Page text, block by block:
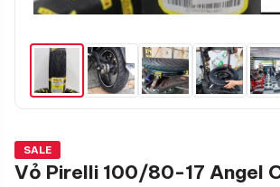
SALE
Vỏ Pirelli 100/80-17 Angel